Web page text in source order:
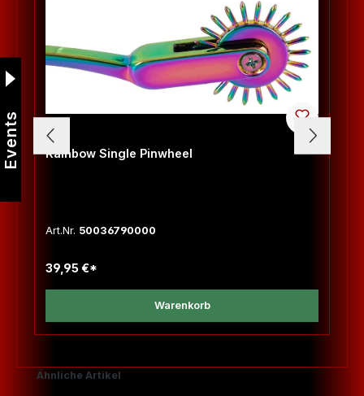
Rainbow Single Pinwheel
Art.Nr. 50036790000
39,95 €*
Warenkorb
Produktgalerie überspringen
Ähnliche Artikel
Events